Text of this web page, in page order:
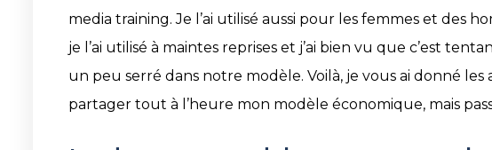
media training. Je l’ai utilisé aussi pour les femmes et des
je l’ai utilisé à maintes reprises et j’ai bien vu que c’est
un peu serré dans notre modèle. Voilà, je vous ai donné les
partager tout à l’heure mon modèle économique, mais